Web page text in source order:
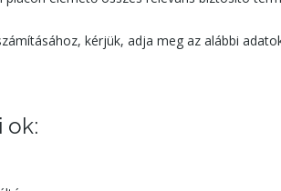
kérjük, adja meg az alábbi
ok: